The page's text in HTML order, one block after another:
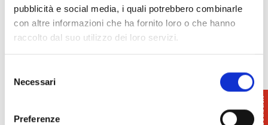
pubblicità e social media, i quali potrebbero combinarle
con altre informazioni che ha fornito loro o che hanno
raccolto dal suo utilizzo dei loro servizi.
delNecessari
Preferenze